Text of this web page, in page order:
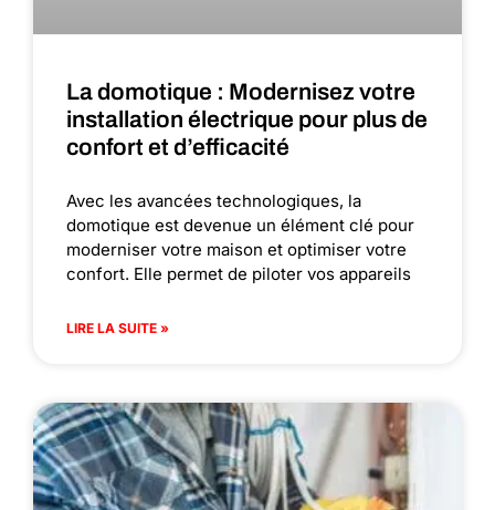
La domotique : Modernisez votre
installation électrique pour plus de
confort et d’efficacité
Avec les avancées technologiques, la
domotique est devenue un élément clé pour
moderniser votre maison et optimiser votre
confort. Elle permet de piloter vos appareils
LIRE LA SUITE »